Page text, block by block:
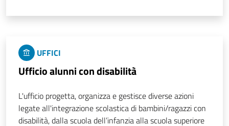
UFFICI
Ufficio alunni con disabilità
L'ufficio progetta, organizza e gestisce diverse azioni
legate all'integrazione scolastica di bambini/ragazzi con
disabilità, dalla scuola dell’infanzia alla scuola superiore